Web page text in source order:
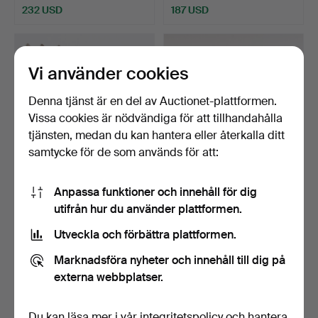
232 USD 187 USD
GEORG JENSEN.
GUNDORPH ALBERTUS
(1887-1969…
Klubbades 29 apr 2026
17 bud
SILVERSKÅLAR (2 ST.)
TILLVERKAD PÅ COHR. S…
Klubbades 4 apr 2026
13 bud
Vi använder cookies
Denna tjänst är en del av Auctionet-plattformen.
Vissa cookies är nödvändiga för att tillhandahålla
tjänsten, medan du kan hantera eller återkalla ditt
samtycke för de som används för att:
Anpassa funktioner och innehåll för dig
utifrån hur du använder plattformen.
Utveckla och förbättra plattformen.
Marknadsföra nyheter och innehåll till dig på
externa webbplatser.